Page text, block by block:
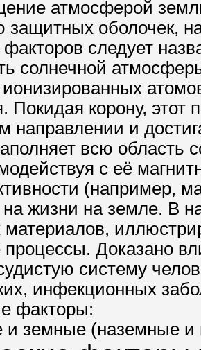
атмосферой
защитных оболочек,
следует
солнечной
Покидая корону, этот
направлении и
всю область
с её
(например,
на жизни на земле. В
материалов,
Доказано
систему
инфекционных
факторы:
и земные (наземные